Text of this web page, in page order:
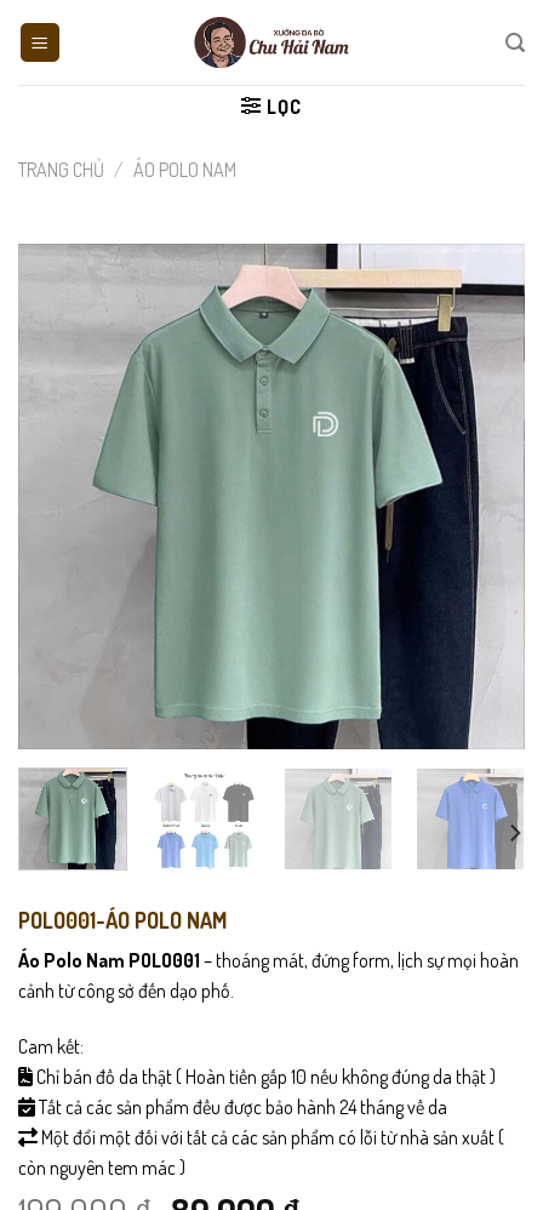
LỌC
TRANG CHỦ / ÁO POLO NAM
POLO001-ÁO POLO NAM
Áo Polo Nam POLO001 – thoáng mát, đứng form, lịch sự mọi hoàn
cảnh từ công sở đến dạo phố.
Cam kết:
Chỉ bán đồ da thật ( Hoàn tiền gấp 10 nếu không đúng da thật )
Tất cả các sản phẩm đều được bảo hành 24 tháng về da
Một đổi một đối với tất cả các sản phẩm có lỗi từ nhà sản xuất (
còn nguyên tem mác )